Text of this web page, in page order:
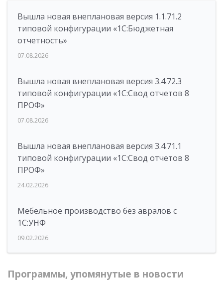
Вышла новая внеплановая версия 1.1.71.2
типовой конфигурации «1C:Бюджетная
отчетность»
07.08.2026
Вышла новая внеплановая версия 3.4.72.3
типовой конфигурации «1C:Свод отчетов 8
ПРОФ»
07.08.2026
Вышла новая внеплановая версия 3.4.71.1
типовой конфигурации «1C:Свод отчетов 8
ПРОФ»
24.02.2026
Мебельное производство без авралов с
1С:УНФ
09.02.2026
Программы, упомянутые в новости